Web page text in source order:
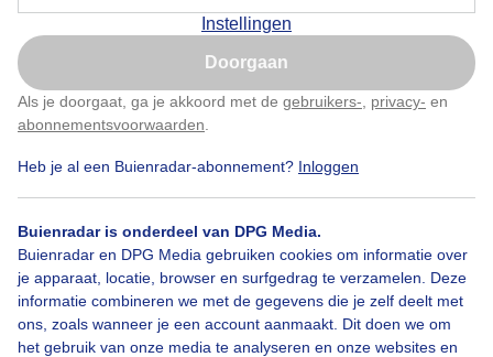
Instellingen
Doorgaan
Als je doorgaat, ga je akkoord met de gebruikers- privacy- en
abonnementsvoorwaarden
Heb je al een Buienradar-abonnement? Inloggen
Buienradar is onderdeel van DPG Media.
Buienradar en DPG Media gebruiken cookies om informatie over
je apparaat, locatie, browser en surfgedrag te verzamelen. Deze
informatie combineren we met de gegevens die je zelf deelt met
ons, zoals wanneer je een account aanmaakt. Dit doen we om
het gebruik van onze media te analyseren en onze websites en
Begin van de maansverduistering iets voor 7:00
Maan #maansverduistering Lente
Bekijk slideshow
Nu niet, misschien later
Klik hierom dit aan te passen